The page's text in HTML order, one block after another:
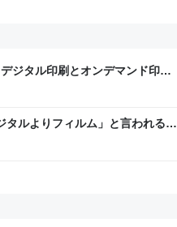
ジタル印刷とオンデマンド印刷
タルよりフィルム」と言われるの